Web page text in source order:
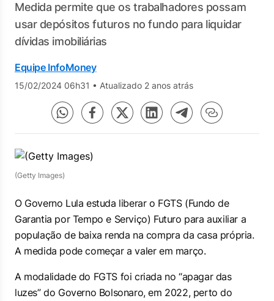
Medida permite que os trabalhadores possam
usar depósitos futuros no fundo para liquidar
dívidas imobiliárias
Equipe InfoMoney
15/02/2024 06h31 • Atualizado 2 anos atrás
(Getty Images)
O Governo Lula estuda liberar o FGTS (Fundo de
Garantia por Tempo e Serviço) Futuro para auxiliar a
população de baixa renda na compra da casa própria.
A medida pode começar a valer em março.
A modalidade do FGTS foi criada no “apagar das
luzes” do Governo Bolsonaro, em 2022, perto do